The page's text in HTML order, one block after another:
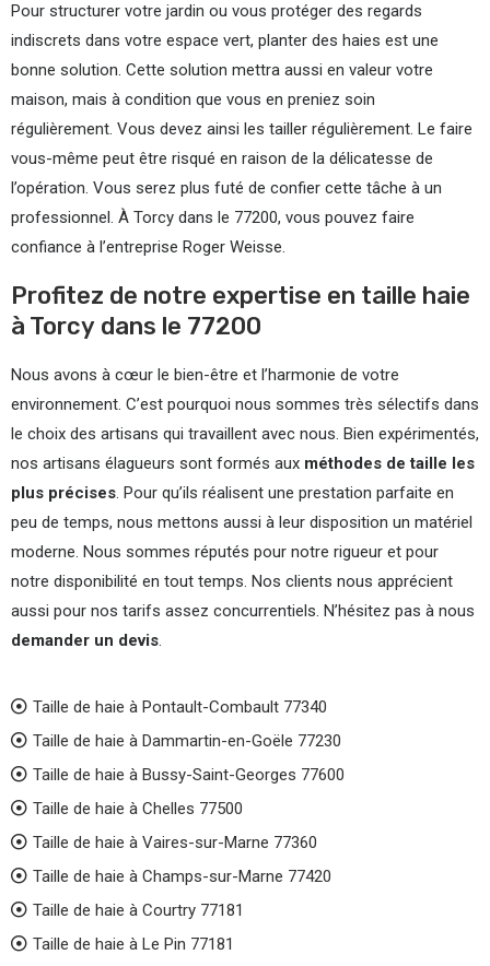
Pour structurer votre jardin ou vous protéger des regards
indiscrets dans votre espace vert, planter des haies est une
bonne solution. Cette solution mettra aussi en valeur votre
maison, mais à condition que vous en preniez soin
régulièrement. Vous devez ainsi les tailler régulièrement. Le faire
vous-même peut être risqué en raison de la délicatesse de
l’opération. Vous serez plus futé de confier cette tâche à un
professionnel. À Torcy dans le 77200, vous pouvez faire
confiance à l’entreprise Roger Weisse.
Profitez de notre expertise en taille haie
à Torcy dans le 77200
Nous avons à cœur le bien-être et l’harmonie de votre
environnement. C’est pourquoi nous sommes très sélectifs dans
le choix des artisans qui travaillent avec nous. Bien expérimentés,
nos artisans élagueurs sont formés aux méthodes de taille les
plus précises. Pour qu’ils réalisent une prestation parfaite en
peu de temps, nous mettons aussi à leur disposition un matériel
moderne. Nous sommes réputés pour notre rigueur et pour
notre disponibilité en tout temps. Nos clients nous apprécient
aussi pour nos tarifs assez concurrentiels. N’hésitez pas à nous
demander un devis.
Taille de haie à Pontault-Combault 77340
Taille de haie à Dammartin-en-Goële 77230
Taille de haie à Bussy-Saint-Georges 77600
Taille de haie à Chelles 77500
Taille de haie à Vaires-sur-Marne 77360
Taille de haie à Champs-sur-Marne 77420
Taille de haie à Courtry 77181
Taille de haie à Le Pin 77181